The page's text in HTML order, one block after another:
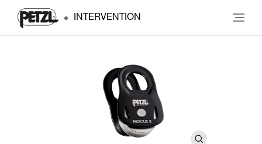
INTERVENTION